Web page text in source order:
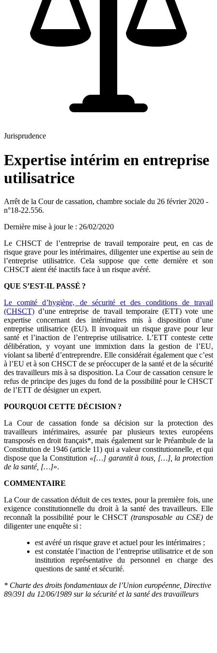
Jurisprudence
Expertise intérim en entreprise
utilisatrice
Arrêt de la Cour de cassation, chambre sociale du 26 février 2020 -
n°18-22.556.
Dernière mise à jour le : 26/02/2020
Le CHSCT de l’entreprise de travail temporaire peut, en cas de
risque grave pour les intérimaires, diligenter une expertise au sein de
l’entreprise utilisatrice. Cela suppose que cette dernière et son
CHSCT aient été inactifs face à un risque avéré.
QUE S’EST-IL PASSÉ ?
Le comité d’hygiène, de sécurité et des conditions de travail
(CHSCT) d’une entreprise de travail temporaire (ETT) vote une
expertise concernant des intérimaires mis à disposition d’une
entreprise utilisatrice (EU). Il invoquait un risque grave pour leur
santé et l’inaction de l’entreprise utilisatrice. L’ETT conteste cette
délibération, y voyant une immixtion dans la gestion de l’EU,
violant sa liberté d’entreprendre. Elle considérait également que c’est
à l’EU et à son CHSCT de se préoccuper de la santé et de la sécurité
des travailleurs mis à sa disposition. La Cour de cassation censure le
refus de principe des juges du fond de la possibilité pour le CHSCT
de l’ETT de désigner un expert.
POURQUOI CETTE DÉCISION ?
La Cour de cassation fonde sa décision sur la protection des
travailleurs intérimaires, assurée par plusieurs textes européens
transposés en droit français*, mais également sur le Préambule de la
Constitution de 1946 (article 11) qui a valeur constitutionnelle, et qui
dispose que la Constitution «[…] garantit à tous, […], la protection
de la santé, […]».
COMMENTAIRE
La Cour de cassation déduit de ces textes, pour la première fois, une
exigence constitutionnelle du droit à la santé des travailleurs. Elle
reconnaît la possibilité pour le CHSCT(transposable au CSE)de
diligenter une enquête si :
est avéré un risque grave et actuel pour les intérimaires ;
est constatée l’inaction de l’entreprise utilisatrice et de son
institution représentative du personnel en charge des
questions de santé et sécurité.
* Charte des droits fondamentaux de l’Union européenne, Directive
89/391 du 12/06/1989 sur la sécurité et la santé des travailleurs